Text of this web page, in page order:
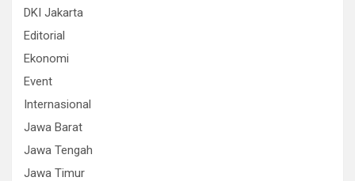
DKI Jakarta
Editorial
Ekonomi
Event
Internasional
Jawa Barat
Jawa Tengah
Jawa Timur